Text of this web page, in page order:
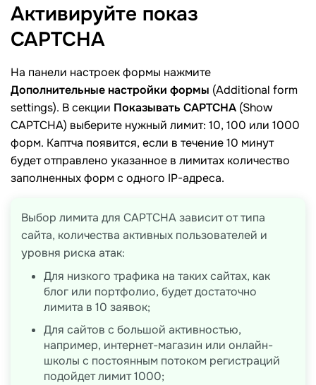
Активируйте показ
CAPTCHA
На панели настроек формы нажмите
Дополнительные настройки формы (Additional form
settings). В секции Показывать CAPTCHA (Show
CAPTCHA) выберите нужный лимит: 10, 100 или 1000
форм. Каптча появится, если в течение 10 минут
будет отправлено указанное в лимитах количество
заполненных форм с одного IP-адреса.
Выбор лимита для CAPTCHA зависит от типа
сайта, количества активных пользователей и
уровня риска атак:
Для низкого трафика на таких сайтах, как
блог или портфолио, будет достаточно
лимита в 10 заявок;
Для сайтов с большой активностью,
например, интернет-магазин или онлайн-
школы с постоянным потоком регистраций
подойдет лимит 1000;